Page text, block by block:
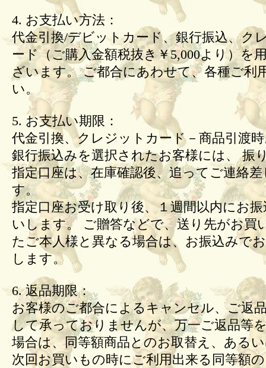
4. お支払い方法：
代金引換/デビットカード、銀行振込、ク
ード（ご購入金額税抜き￥5,000より）を
ざいます。 ご都合にあわせて、各種ご利
い。
5. お支払い期限：
代金引換、クレジットカード－商品引渡
銀行振込みを選択されたお客様には、 振
指定口座は、在庫確認後、追ってご連絡
す。
指定口座お受け取り後、１週間以内にお
いします。 ご贈答などで、送り先がお買
たご本人様と異なる場合は、お振込みで
します。
6. 返品期限：
お客様のご都合によるキャンセル、ご返
して承っておりませんが、万一ご返品等
場合は、同等額商品とのお取替え、ある
次回お買いもの時にご利用出来る同等額